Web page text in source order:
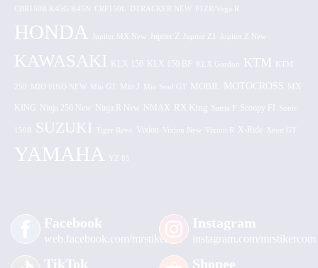
CBR150R K45G/K45N CRF150L DTRACKER NEW F1ZR/Vega R
HONDA Jupiter MX New Jupiter Z
KAWASAKI KLX 150 KLX 150 BF KLX Gordon KTM KTM
250 MIO FINO NEW Mio GT Mio J Mio Soul GT MOBIL MOTOCROSS MX
KING Ninja 250 New Ninja R New NMAX RX King Satria F Scoopy FI Sonic
150R SUZUKI Tiger Revo Vixion Vixion New Vixion R X-Ride Xeon GT
YAMAHA YZ 85
Facebook
web.facebook.com/mrstiker
Instagram
instagram.com/mrstikercom
TikTok Shopee